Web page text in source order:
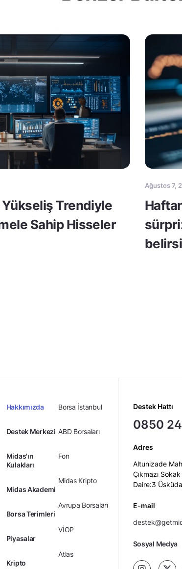
Yükseliş Trendiyle
Sahip Hisseler
Ağustos 7,
Hakkımızda
Destek Merkezi
Midas'ın
Kulakları
Midas Akademi
Borsa Terimleri
Piyasalar
Kripto
Borsa İstanbul
ABD Borsaları
Fon
Midas Kripto
Avrupa Borsaları
VİOP
Atlas
Destek Hattı
0850
Adres
Altunizade
Çıkmazı
Daire:3
E-mail
Sosyal Medya